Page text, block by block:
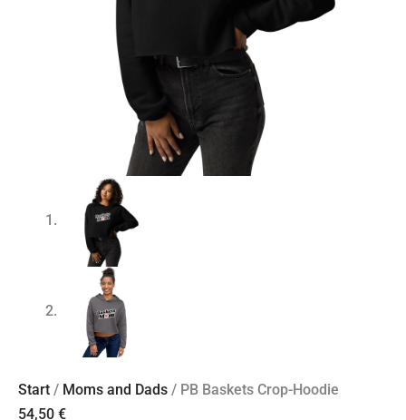
Start / Moms and Dads / PB Baskets Crop-Hoodie
54,50 €